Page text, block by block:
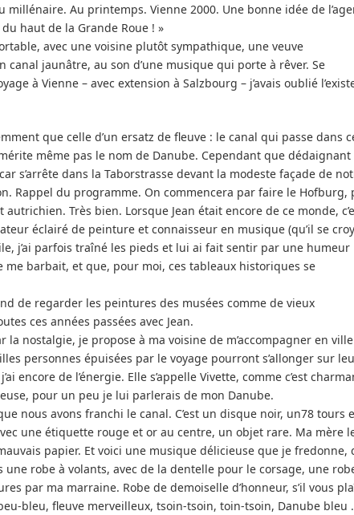
millénaire. Au printemps. Vienne 2000. Une bonne idée de
haut de la Grande Roue ! »
avec une voisine plutôt sympathique, une veuve
jaunâtre, au son d’une musique qui porte à rêver. Se
à Vienne – avec extension à Salzbourg – j’avais oublié
que celle d’un ersatz de fleuve : le canal qui passe dans
même pas le nom de Danube. Cependant que dédaignant
s’arrête dans la Taborstrasse devant la modeste façade de
Rappel du programme. On commencera par faire le Hofburg,
autrichien. Très bien. Lorsque Jean était encore de ce monde,
éclairé de peinture et connaisseur en musique (qu’il se
j’ai parfois traîné les pieds et lui ai fait sentir par une humeur
me barbait, et que, pour moi, ces tableaux historiques se
de regarder les peintures des musées comme de vieux
ces années passées avec Jean.
la nostalgie, je propose à ma voisine de m’accompagner en ville
personnes épuisées par le voyage pourront s’allonger sur
encore de l’énergie. Elle s’appelle Vivette, comme c’est
pour un peu je lui parlerais de mon Danube.
nous avons franchi le canal. C’est un disque noir, un78 tours
une étiquette rouge et or au centre, un objet rare. Ma mère
papier. Et voici une musique délicieuse que je fredonne,
robe à volants, avec de la dentelle pour le corsage, une
par ma marraine. Robe de demoiselle d’honneur, s’il vous
bleu, fleuve merveilleux, tsoin-tsoin, toin-tsoin, Danube bleu …